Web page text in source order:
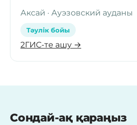
Аксай · Ауэзовский ауданы
Тәулік бойы
2ГИС-те ашу →
Сондай-ақ қараңыз